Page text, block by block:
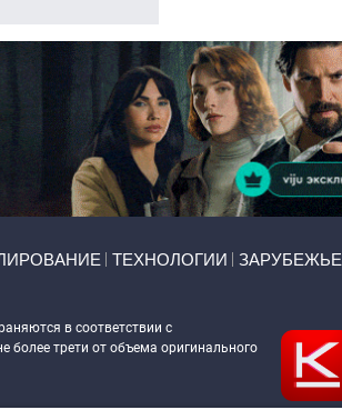
ТЕХНОЛОГИИ ЗАРУБЕЖЬЕ
в соответствии с
более трети от объема оригинального